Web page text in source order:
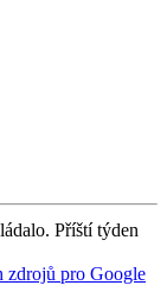
Příští týden
zdrojů pro Google